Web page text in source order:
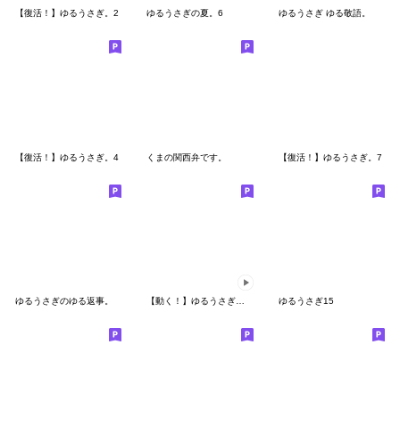
【復活！】ゆるうさぎ。2 ゆるうさぎの夏。6 ゆるうさぎ ゆる敬語。
【復活！】ゆるうさぎ。4 くまの関西弁です。 【復活！】ゆるうさぎ。7
ゆるうさぎのゆる返事。 ゆるうさぎ15